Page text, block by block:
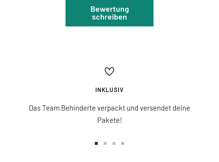
Bewertung
schreiben
INKLUSIV
Das Team Behinderte verpackt und versendet deine
Pakete!